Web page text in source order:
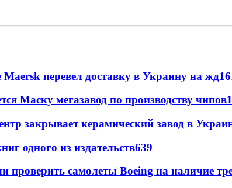
перевел доставку в Украину на жд
Маску мегазавод по производству чипов
закрывает керамический завод в
одного из издательств639
самолеты Boeing на наличие